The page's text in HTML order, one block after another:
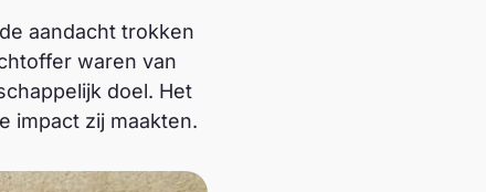
aandacht trokken
waren van
doel. Het
impact zij maakten.